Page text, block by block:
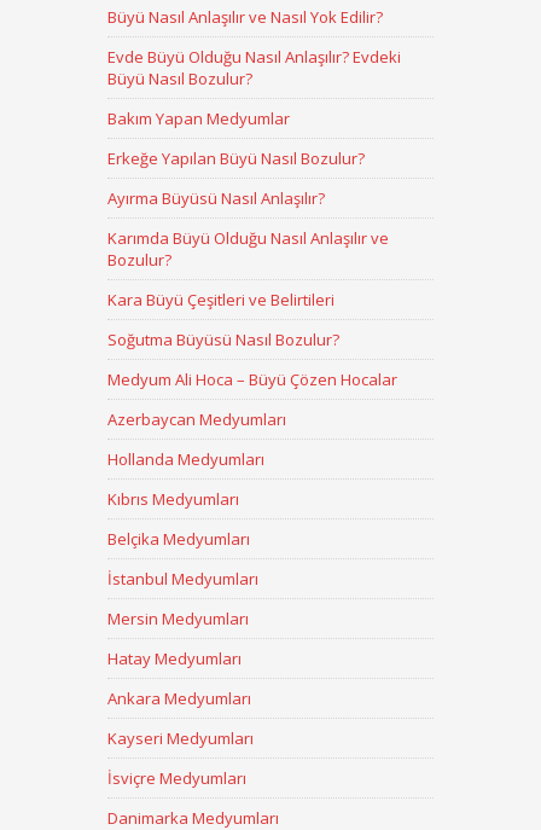
Büyü Nasıl Anlaşılır ve Nasıl Yok Edilir?
Evde Büyü Olduğu Nasıl Anlaşılır? Evdeki
Büyü Nasıl Bozulur?
Bakım Yapan Medyumlar
Erkeğe Yapılan Büyü Nasıl Bozulur?
Ayırma Büyüsü Nasıl Anlaşılır?
Karımda Büyü Olduğu Nasıl Anlaşılır ve
Bozulur?
Kara Büyü Çeşitleri ve Belirtileri
Soğutma Büyüsü Nasıl Bozulur?
Medyum Ali Hoca – Büyü Çözen Hocalar
Azerbaycan Medyumları
Hollanda Medyumları
Kıbrıs Medyumları
Belçika Medyumları
İstanbul Medyumları
Mersin Medyumları
Hatay Medyumları
Ankara Medyumları
Kayseri Medyumları
İsviçre Medyumları
Danimarka Medyumları